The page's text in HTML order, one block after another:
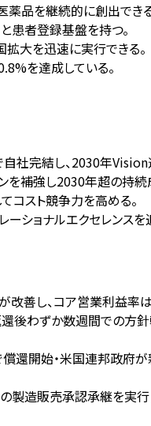
品を継続的に創出できる
患者登録基盤を持つ。
大を迅速に実行できる。
を達成している。
社完結し、2030年Vision
を補強し2030年超の持続
スト競争力を高める。
ショナルエクセレンスを
善し、コア営業利益率は
後わずか数週間での方
開始・米国連邦政府が
造販売承認承継を実行